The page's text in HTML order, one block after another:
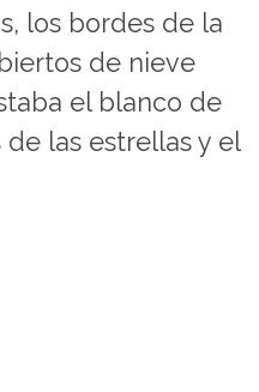
los bordes de la
de nieve
el blanco de
las estrellas y el